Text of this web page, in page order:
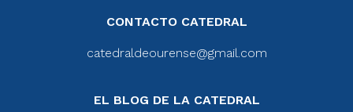
CONTACTO CATEDRAL
catedraldeourense@gmail.com
EL BLOG DE LA CATEDRAL